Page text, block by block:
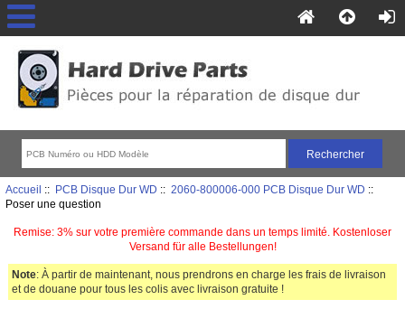
Accueil :: PCB Disque Dur WD :: 2060-800006-000 PCB Disque Dur WD ::
Poser une question
Remise: 3% sur votre première commande dans un temps limité. Kostenloser
Versand für alle Bestellungen!
Note: À partir de maintenant, nous prendrons en charge les frais de livraison
et de douane pour tous les colis avec livraison gratuite !